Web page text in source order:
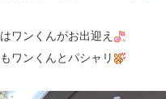
ワンくんがお出迎え
ワンくんとパシャリ